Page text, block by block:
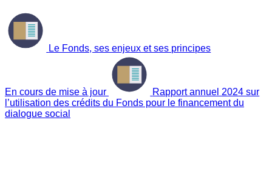
Le Fonds, ses enjeux et ses principes
En cours de mise à jour
Rapport annuel 2024 sur
l’utilisation des crédits du Fonds pour le financement du
dialogue social